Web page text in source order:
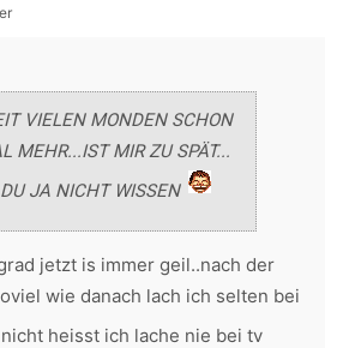
VIELEN MONDEN SCHON
MEHR...IST MIR ZU SPÄT...
JA NICHT WISSEN
jetzt is immer geil..nach der
wie danach lach ich selten bei
heisst ich lache nie bei tv